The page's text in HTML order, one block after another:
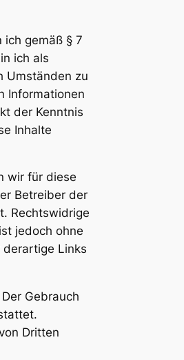
gemäß § 7
ich als
Umständen zu
Informationen
der Kenntnis
Inhalte
wir für diese
Betreiber der
Rechtswidrige
jedoch ohne
Links
Gebrauch
Dritten